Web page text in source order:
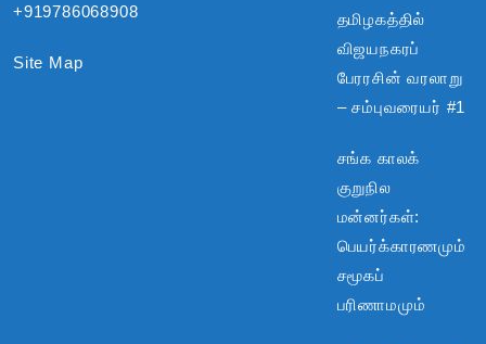
+919786068908
Site Map
தமிழகத்தில்
விஜயநகரப்
பேரரசின் வரலாறு
– சம்புவரையர் #1
சங்க காலக்
குறுநில
மன்னர்கள்:
பெயர்க்காரணமும்
சமூகப்
பரிணாமமும்